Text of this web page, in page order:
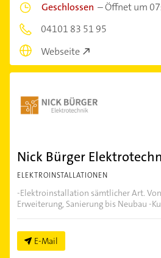
Geschlossen –Öffnet um
04101 83 51 95
Webseite
Nick Bürger
ELEKTROINSTALLATIONEN
-Elektroinstallation sämtlicher Art.
Erweiterung, Sanierung bis Neubau -
E-Mail